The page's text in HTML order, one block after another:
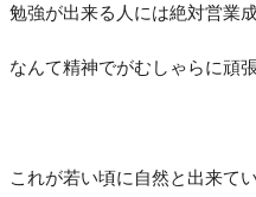
勉強が出来る人には絶対営業
なんて精神でがむしゃらに頑
これが若い頃に自然と出来て